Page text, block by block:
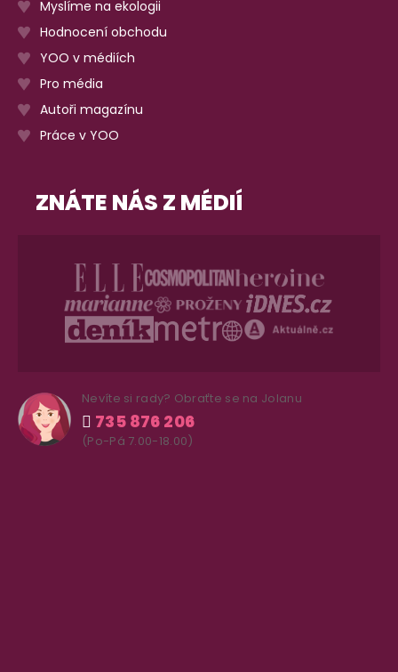
Myslíme na ekologii
Hodnocení obchodu
YOO v médiích
Pro média
Autoři magazínu
Práce v YOO
ZNÁTE NÁS Z MÉDIÍ
Nevíte si rady? Obraťte se na Jolanu
735 876 206
(Po-Pá 7.00-18.00)